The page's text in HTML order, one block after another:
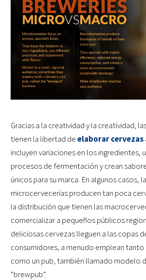
Gracias a la creatividad y la creatividad,
tienen la libertad deelaborar cervezas
incluyen variaciones en los ingredientes,
procesos de fermentación y crean
únicos para su marca. En algunos casos,
microcervecerías producen tan poca
la distribución que tienen las
comercializar a pequeños públicos
deliciosas cervezas lleguen a las copas
consumidores, a menudo emplean tanto
como un pub, también llamado modelo
“brewpub”.